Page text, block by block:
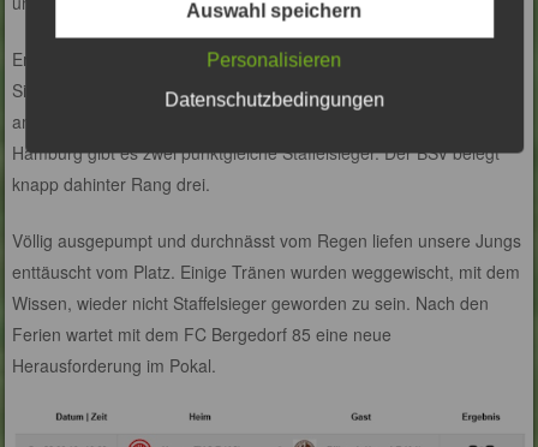
Erinnerungen an das letzte Jahr wurden wach, als in gleicher
Situation der BSV im letzten Spiel von Einigkeit besiegt wurde, und
am Ende Platz drei belegte. Mit Oststeinbek und dem MSV
Hamburg gibt es zwei punktgleiche Staffelsieger. Der BSV belegt
knapp dahinter Rang drei.
Völlig ausgepumpt und durchnässt vom Regen liefen unsere Jungs
enttäuscht vom Platz. Einige Tränen wurden weggewischt, mit dem
Wissen, wieder nicht Staffelsieger geworden zu sein. Nach den
Ferien wartet mit dem FC Bergedorf 85 eine neue
Herausforderung im Pokal.
Auswahl speichern
Personalisieren
Datenschutzbedingungen